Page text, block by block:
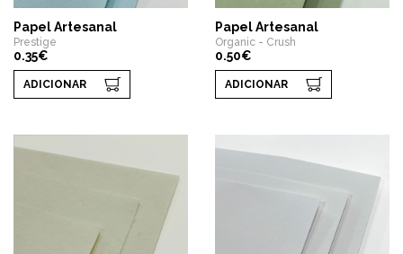
Papel Artesanal
Prestige
0.35€
ADICIONAR
Papel Artesanal
Organic - Crush
0.50€
ADICIONAR